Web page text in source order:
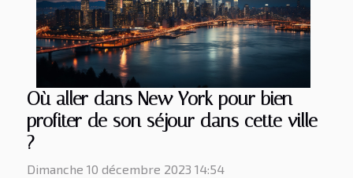
Où aller dans New York pour bien
profiter de son séjour dans cette ville
?
Dimanche 10 décembre 2023 14:54